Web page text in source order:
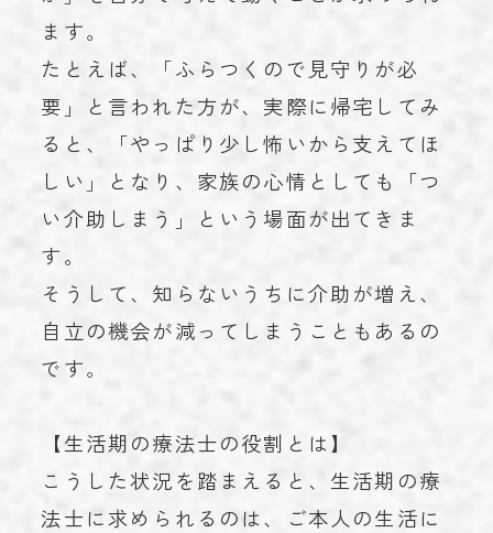
ます。
たとえば、「ふらつくので見守りが必
要」と言われた方が、実際に帰宅してみ
ると、「やっぱり少し怖いから支えてほ
しい」となり、家族の心情としても「つ
い介助しまう」という場面が出てきま
す。
そうして、知らないうちに介助が増え、
自立の機会が減ってしまうこともあるの
です。
【生活期の療法士の役割とは】
こうした状況を踏まえると、生活期の療
法士に求められるのは、ご本人の生活に